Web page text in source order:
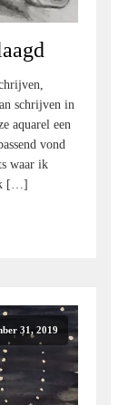
schrijven in
aquarel een
vond
waar ik
[…]
31, 2019